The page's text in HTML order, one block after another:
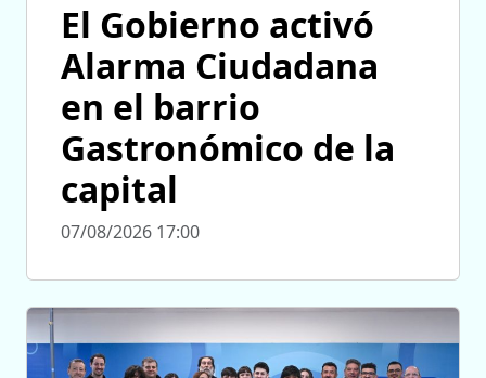
El Gobierno activó
Alarma Ciudadana
en el barrio
Gastronómico de la
capital
07/08/2026 17:00